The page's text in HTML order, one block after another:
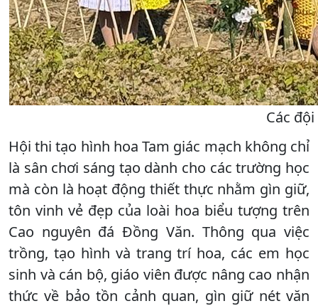
Các
Hội thi tạo hình hoa Tam giác mạch không chỉ
là sân chơi sáng tạo dành cho các trường học
mà còn là hoạt động thiết thực nhằm gìn giữ,
tôn vinh vẻ đẹp của loài hoa biểu tượng trên
Cao nguyên đá Đồng Văn. Thông qua việc
trồng, tạo hình và trang trí hoa, các em học
sinh và cán bộ, giáo viên được nâng cao nhận
thức về bảo tồn cảnh quan, gìn giữ nét văn